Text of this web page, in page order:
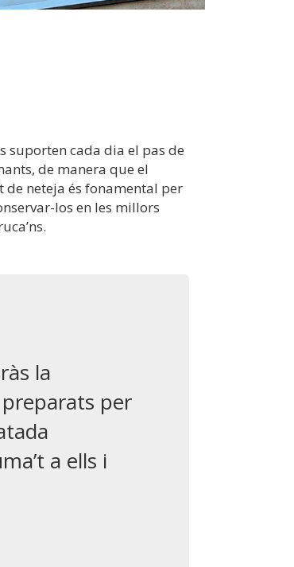
suporten cada dia el pas de
de manera que el
de neteja és fonamental per
los en les millors
la
per
a ells i